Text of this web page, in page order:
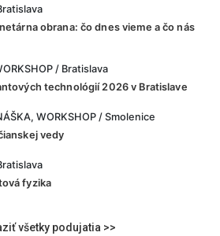
obrana: čo dnes vieme a čo nás
/ Bratislava
technológií 2026 v Bratislave
WORKSHOP / Smolenice
vedy
fyzika
všetky podujatia >>